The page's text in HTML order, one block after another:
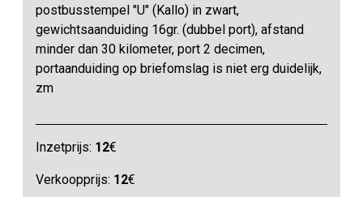
postbusstempel "U" (Kallo) in zwart,
gewichtsaanduiding 16gr. (dubbel port), afstand
minder dan 30 kilometer, port 2 decimen,
portaanduiding op briefomslag is niet erg duidelijk,
zm
Inzetprijs: 12€
Verkoopprijs: 12€